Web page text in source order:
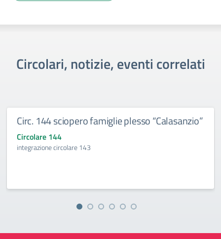
Circolari, notizie, eventi correlati
Circ. 144 sciopero famiglie plesso “Calasanzio”
Circolare 144
integrazione circolare 143